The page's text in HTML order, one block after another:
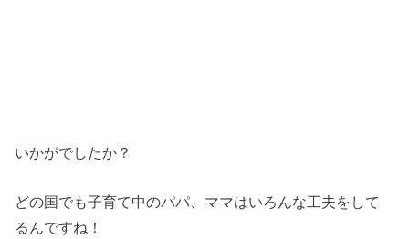
いかがでしたか？
どの国でも子育て中のパパ、ママはいろんな工夫をして
るんですね！